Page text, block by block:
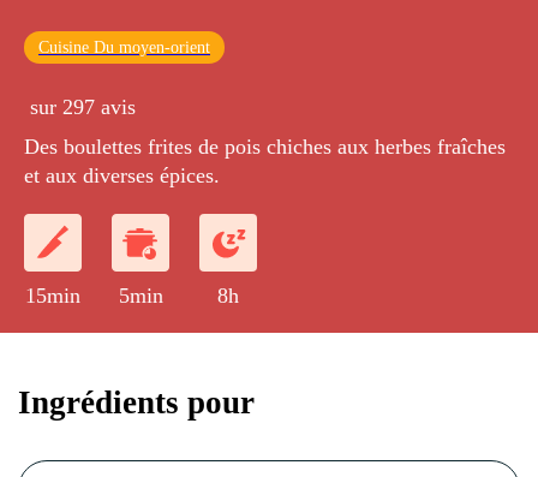
Cuisine Du moyen-orient
sur 297 avis
Des boulettes frites de pois chiches aux herbes fraîches
et aux diverses épices.
15min 5min 8h
Ingrédients pour